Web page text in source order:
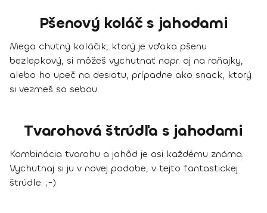
Pšenový koláč s jahodami
Mega chutný koláčik, ktorý je vďaka pšenu
bezlepkový, si môžeš vychutnať napr. aj na raňajky,
alebo ho upeč na desiatu, prípadne ako snack, ktorý
si vezmeš so sebou.
Tvarohová štrúdľa s jahodami
Kombinácia tvarohu a jahôd je asi každému známa.
Vychutnaj si ju v novej podobe, v tejto fantastickej
štrúdle. ;-)